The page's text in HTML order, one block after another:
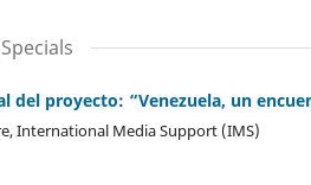
del proyecto: “Venezuela, un
International Media Support (IMS)